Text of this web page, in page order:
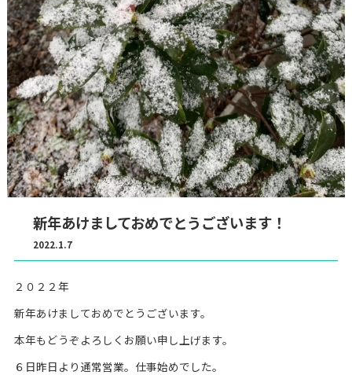
新年あけましておめでとうございます！
2022.1.7
２０２２年
新年あけましておめでとうございます。
本年もどうぞよろしくお願い申し上げます。
６日昨日より通常営業。仕事始めでした。